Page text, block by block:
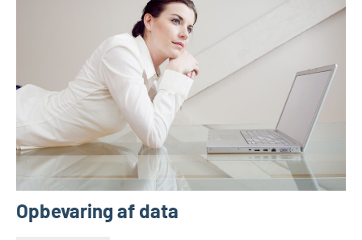
Opbevaring af data